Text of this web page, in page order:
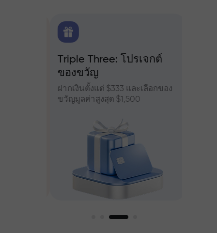
Triple Three: โปรเจกต์
ของขวัญ
ฝากเงินตั้งแต่ $333 และเลือกของ
ขวัญมูลค่าสูงสุด $1,500